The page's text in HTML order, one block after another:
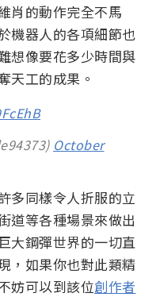
肖的動作完全不馬
機器人的各項細節也
想像要花多少時間與
天工的成果。
October
多同樣令人折服的立
道等各種場景來做出
大鋼彈世界的一切直
，如果你也對此類精
妨可以到該位創作者